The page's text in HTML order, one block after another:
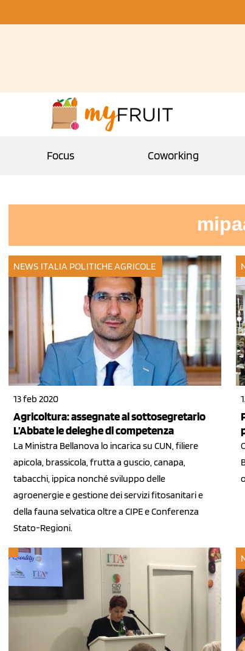
Focus Coworking
NEWS ITALIA POLITICHE AGRICOLE
13 feb 2020
Agricoltura: assegnate al sottosegretario
L’Abbate le deleghe di competenza
La Ministra Bellanova lo incarica su CUN, filiere
apicola, brassicola, frutta a guscio, canapa,
tabacchi, ippica nonché sviluppo delle
agroenergie e gestione dei servizi fitosanitari e
della fauna selvatica oltre a CIPE e Conferenza
Stato-Regioni.